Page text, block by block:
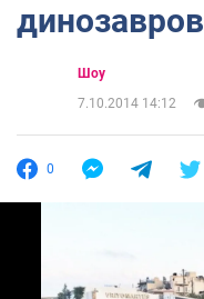
динозавров
Шоу
7.10.2014 14:12
0